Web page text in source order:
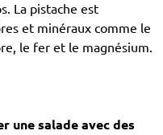
La pistache est
et minéraux comme le
le fer et le magnésium.
une salade avec des